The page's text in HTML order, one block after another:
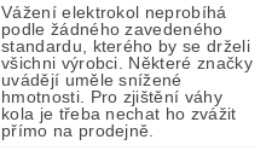
Vážení elektrokol neprobíhá
podle žádného zavedeného
standardu, kterého by se drželi
všichni výrobci. Některé značky
uvádějí uměle snížené
hmotnosti. Pro zjištění váhy
kola je třeba nechat ho zvážit
přímo na prodejně.